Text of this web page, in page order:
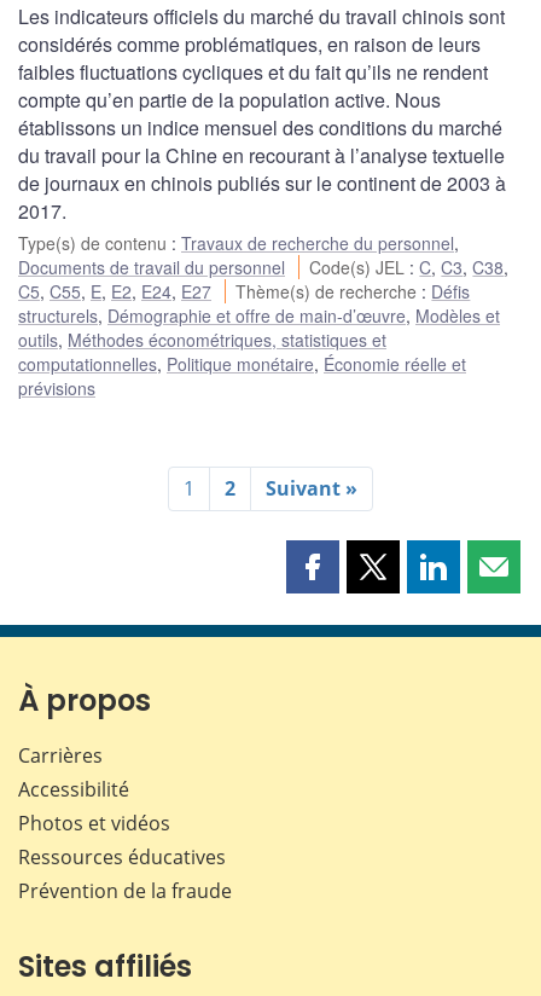
Les indicateurs officiels du marché du travail chinois sont
considérés comme problématiques, en raison de leurs
faibles fluctuations cycliques et du fait qu’ils ne rendent
compte qu’en partie de la population active. Nous
établissons un indice mensuel des conditions du marché
du travail pour la Chine en recourant à l’analyse textuelle
de journaux en chinois publiés sur le continent de 2003 à
2017.
Type(s) de contenu : Travaux de recherche du personnel,
Documents de travail du personnel
Code(s) JEL :C,C3,C38,
C5, C55, E, E2, E24, E27 Thème(s) de recherche : Défis
structurels, Démographie et offre de main-d’œuvre, Modèles et
outils, Méthodes économétriques, statistiques et
computationnelles, Politique monétaire, Économie réelle et
prévisions
1 2 Suivant »
Partager
page
Partager
page
Partager
page page
À propos
Carrières
Accessibilité
Photos et vidéos
Ressources éducatives
Prévention de la fraude
Sites affiliés